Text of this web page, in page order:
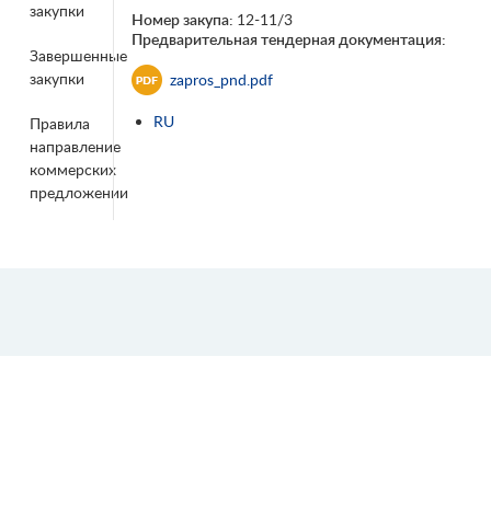
закупки
Завершенные
закупки
Правила
направление
коммерских
предложении
Номер закупа: 12-11/3
Предварительная тендерная документация:
zapros_pnd.pdf
RU